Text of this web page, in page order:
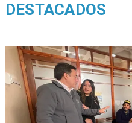
DESTACADOS